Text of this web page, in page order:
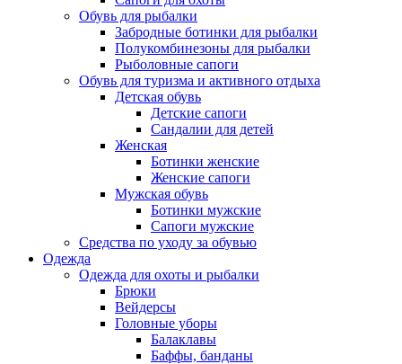
Обувь для рыбалки
Забродные ботинки для рыбалки
Полукомбинезоны для рыбалки
Рыболовные сапоги
Обувь для туризма и активного отдыха
Детская обувь
Детские сапоги
Сандалии для детей
Женская
Ботинки женские
Женские сапоги
Мужская обувь
Ботинки мужские
Сапоги мужские
Средства по уходу за обувью
Одежда
Одежда для охоты и рыбалки
Брюки
Вейдерсы
Головные уборы
Балаклавы
Баффы, банданы